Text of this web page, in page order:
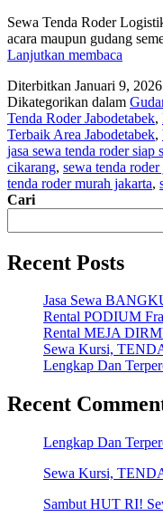
Sewa Tenda Roder
acara maupun gudang
Lanjutkan membaca
Roder
Diterbitkan Januari 9, 2026
Dikategorikan dalam
Tenda Roder Jabodetabek,
Terbaik Area Jabodetabek,
jasa sewa tenda roder siap
cikarang, sewa tenda
tenda roder murah jakarta,
Cari
Recent Posts
Jasa Sewa
Rental PODIUM
Rental MEJA
Sewa Kursi,
Lengkap Dan
Recent
Lengkap Dan
Sewa Kursi,
Sambut HUT RI!